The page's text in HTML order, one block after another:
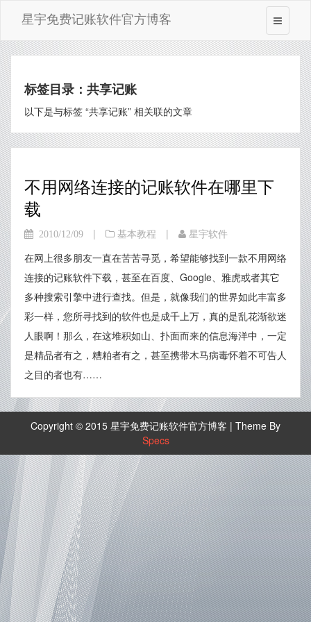
星宇免费记账软件官方博客
标签目录：共享记账
以下是与标签 “共享记账” 相关联的文章
不用网络连接的记账软件在哪里下
载
2010/12/09 | 基本教程 | 星宇软件
在网上很多朋友一直在苦苦寻觅，希望能够找到一款不用网络
连接的记账软件下载，甚至在百度、Google、雅虎或者其它
多种搜索引擎中进行查找。但是，就像我们的世界如此丰富多
彩一样，您所寻找到的软件也是成千上万，真的是乱花渐欲迷
人眼啊！那么，在这堆积如山、扑面而来的信息海洋中，一定
是精品者有之，糟粕者有之，甚至携带木马病毒怀着不可告人
之目的者也有……
Copyright © 2015 星宇免费记账软件官方博客 | Theme By
Specs